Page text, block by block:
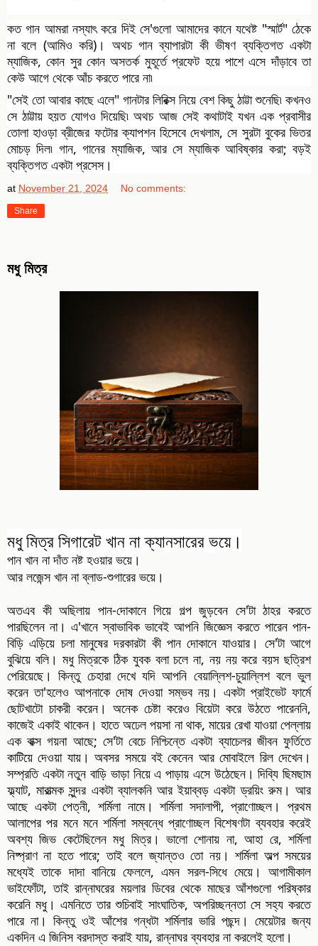
কত গান আমরা নস্যাৎ করে দিই সে'গুলো আমাদের কানে যথেষ্ট "স্মার্ট" ঠেকে
না বলে (আমিও করি)। অথচ গান ব্যাপারটা কী ভীষণ ব্যক্তিগত একটা
ম্যাজিক, কোন সুর কোন অসতর্ক মুহূর্তে প্রফেট হয়ে পাশে এসে দাঁড়াবে তা
কেউ আগে থেকে আঁচ করতে পারে না৷
"সেই তো আবার কাছে এলে" গানটার লিরিক্স নিয়ে বেশ কিছু ঠাট্টা শুনেছি৷ কখনও
সে ঠাট্টায় হয়ত যোগও দিয়েছি৷ অথচ আজ সেই কথাটাই যখন এক প্রবাসীর
তোলা হাওড়া ব্রীজের ফটোর ক্যাপশন হিসেবে দেখলাম, সে সুরটা বুকের ভিতর
মোচড় দিল৷ গান, গানের ম্যাজিক, আর সে ম্যাজিক আবিষ্কার করা; বড়ই
ব্যক্তিগত একটা প্রসেস।
at November 21, 2024 No comments:
Share
মধু মিত্র
মধু মিত্র সিগারেট খান না ক্যানসারের ভয়ে।
পান খান না দাঁত নষ্ট হওয়ার ভয়ে।
আর লজেন্স খান না ব্লাড-শুগারের ভয়ে।
অতএব কী অছিলায় পান-দোকানে গিয়ে গল্প জুড়বেন সে'টা ঠাহর করতে
পারছিলেন না। এ'খানে স্বাভাবিক ভাবেই আপনি জিজ্ঞেস করতে পারেন পান-
বিড়ি এড়িয়ে চলা মানুষের দরকারটা কী পান দোকানে যাওয়ার। সে'টা আগে
বুঝিয়ে বলি। মধু মিত্রকে ঠিক যুবক বলা চলে না, নয় নয় করে বয়স ছত্রিশ
পেরিয়েছে। কিন্তু চেহারা দেখে যদি আপনি বেয়াল্লিশ-চুয়াল্লিশ বলে ভুল
করেন তা'হলেও আপনাকে দোষ দেওয়া সম্ভব নয়। একটা প্রাইভেট ফার্মে
ছোটখাটো চাকরী করেন। অনেক চেষ্টা করেও বিয়েটা করে উঠতে পারেননি,
কাজেই একাই থাকেন। হাতে অঢেল পয়সা না থাক, মায়ের রেখা যাওয়া পেল্লায়
এক বাক্স গয়না আছে; সে'টা বেচে নিশ্চিন্তে একটা ব্যাচেলর জীবন ফুর্তিতে
কাটিয়ে দেওয়া যায়। অবসর সময়ে বই কেনেন আর মোবাইলে রিল দেখেন।
সম্প্রতি একটা নতুন বাড়ি ভাড়া নিয়ে এ পাড়ায় এসে উঠেছেন। দিব্যি ছিমছাম
ফ্ল্যাট, মারাত্মক সুন্দর একটা ব্যালকনি আর ইয়াব্বড় একটা ড্রয়িং রুম। আর
আছে একটা পেত্নী, শর্মিলা নামে। শর্মিলা সদালাপী, প্রাণোচ্ছল। প্রথম
আলাপের পর মনে মনে শর্মিলা সম্বন্ধে প্রাণোচ্ছল বিশেষণটা ব্যবহার করেই
অবশ্য জিভ কেটেছিলেন মধু মিত্র। ভালো শোনায় না, আহা রে, শর্মিলা
নিষ্প্রাণ না হতে পারে; তাই বলে জ্যান্তও তো নয়। শর্মিলা অল্প সময়ের
মধ্যেই তাকে দাদা বানিয়ে ফেললে, এমন সরল-সিধে মেয়ে। আগামীকাল
ভাইফোঁটা, তাই রান্নাঘরের ময়লার ডিবের থেকে মাছের আঁশগুলো পরিষ্কার
করেনি মধু। এমনিতে তার শুচিবাই সাংঘাতিক, অপরিচ্ছন্নতা সে সহ্য করতে
পারে না। কিন্তু ওই আঁশের গন্ধটা শর্মিলার ভারি পছন্দ। মেয়েটার জন্য
একদিন এ জিনিস বরদাস্ত করাই যায়, রান্নাঘর ব্যবহার না করলেই হলো।